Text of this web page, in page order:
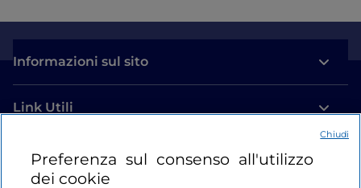
Informazioni sul sito
Link Utili
Login
Preferenza sul consenso all'utilizzo
dei cookie
Chiudi